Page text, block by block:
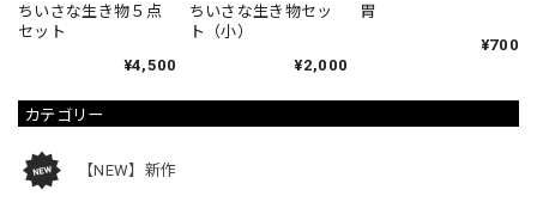
カテゴリー
【NEW】新作
ちいさな生き物５点
セット
¥4,500
ちいさな生き物セッ
ト（小）
¥2,000
胃
¥700